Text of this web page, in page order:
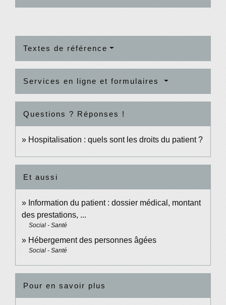
Textes de référence
Services en ligne et formulaires
Questions ? Réponses !
Hospitalisation : quels sont les droits du patient ?
Et aussi
Information du patient : dossier médical, montant
des prestations, ...
Social - Santé
Hébergement des personnes âgées
Social - Santé
Pour en savoir plus